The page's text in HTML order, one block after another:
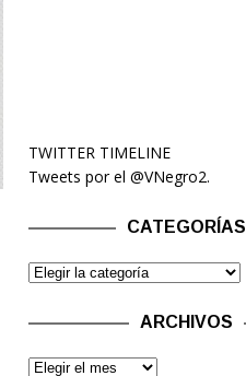
TWITTER TIMELINE
Tweets por el @VNegro2.
CATEGORÍAS
ARCHIVOS